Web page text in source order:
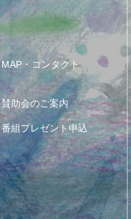
MAP・コンタクト
賛助会のご案内
番組プレゼント申込